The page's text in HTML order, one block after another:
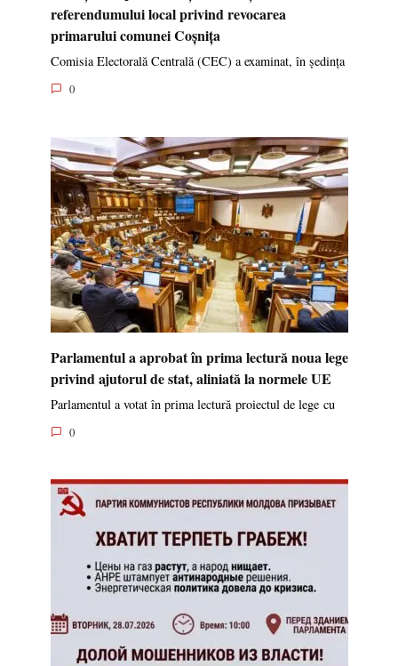
referendumului local privind revocarea
primarului comunei Coșnița
Comisia Electorală Centrală (CEC) a examinat, în ședința
0
Parlamentul a aprobat în prima lectură noua lege
privind ajutorul de stat, aliniată la normele UE
Parlamentul a votat în prima lectură proiectul de lege cu
0